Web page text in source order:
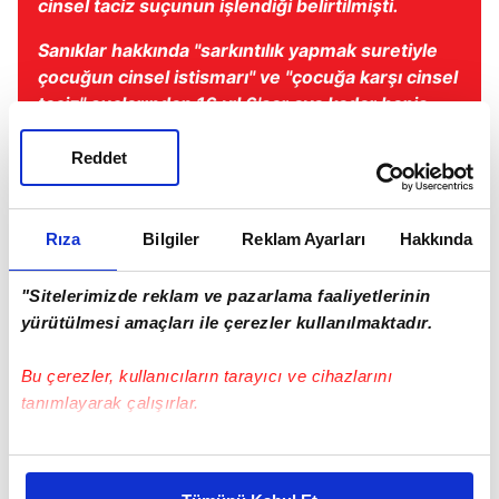
Rıza Bilgiler Reklam Ayarları Hakkında
"Sitelerimizde reklam ve pazarlama faaliyetlerinin
yürütülmesi amaçları ile çerezler kullanılmaktadır.
Bu çerezler, kullanıcıların tarayıcı ve cihazlarını
tanımlayarak çalışırlar.
Bu çerezlere izin vermeniz halinde sizlere özel
Reddet
cinsel taciz suçunun işlendiği belirtilmişti.
Sanıklar hakkında "sarkıntılık yapmak suretiyle
çocuğun cinsel istismarı"ve "çocuğa karşı cinsel
taciz"suçlarından 16 yıl 6'şar aya kadar hapis
cezası istemiyle hazırlanan iddianame, Ankara
57. Asliye Ceza Mahkemesince kabul edilmişti.
TBMM lokantasındaki istismar
davasında tüm sanıklara tahliye
kararı!